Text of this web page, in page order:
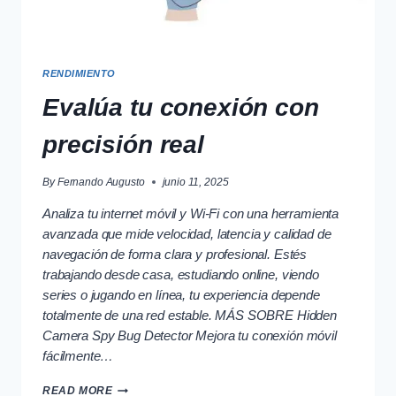
RENDIMIENTO
Evalúa tu conexión con
precisión real
By Fernando Augusto junio 11, 2025
Analiza tu internet móvil y Wi-Fi con una herramienta
avanzada que mide velocidad, latencia y calidad de
navegación de forma clara y profesional. Estés
trabajando desde casa, estudiando online, viendo
series o jugando en línea, tu experiencia depende
totalmente de una red estable. MÁS SOBRE Hidden
Camera Spy Bug Detector Mejora tu conexión móvil
fácilmente…
READ MOREEVALÚA